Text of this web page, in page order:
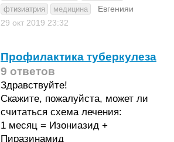
фтизиатрия
медицина
Евгенияи
29 окт 2019 23:32
Профилактика туберкулеза
9 ответов
Здравствуйте!
Скажите, пожалуйста, может ли
считаться схема лечения:
1 месяц = Изониазид +
Пиразинамид